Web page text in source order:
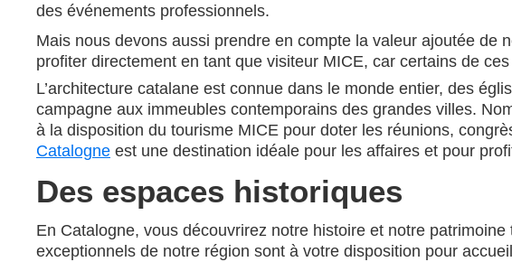
des événements professionnels.
Mais nous devons aussi prendre en compte la valeur ajoutée de
profiter directement en tant que visiteur MICE, car certains de
L’architecture catalane est connue dans le monde entier, des
campagne aux immeubles contemporains des grandes villes.
à la disposition du tourisme MICE pour doter les réunions,
Catalogne est une destination idéale pour les affaires et pour
Des espaces historiques
En Catalogne, vous découvrirez notre histoire et notre
exceptionnels de notre région sont à votre disposition pour